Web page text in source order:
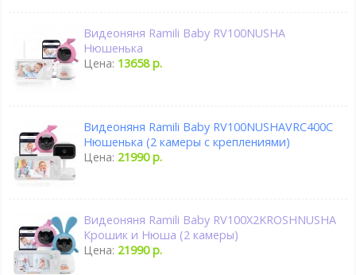
Видеоняня Ramili Baby RV100NUSHA
Нюшенька
Цена: 13658 р.
Видеоняня Ramili Baby RV100NUSHAVRC400C
Нюшенька (2 камеры с креплениями)
Цена: 21990 р.
Видеоняня Ramili Baby RV100X2KROSHNUSHA
Крошик и Нюша (2 камеры)
Цена: 21990 р.